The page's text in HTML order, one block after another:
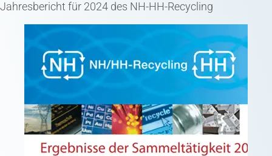
Jahresbericht für 2024 des NH-HH-Recycling